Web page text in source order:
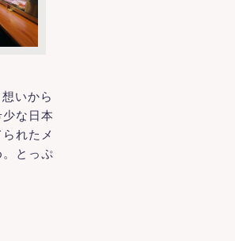
いから
な日本
れたメ
とっぷ